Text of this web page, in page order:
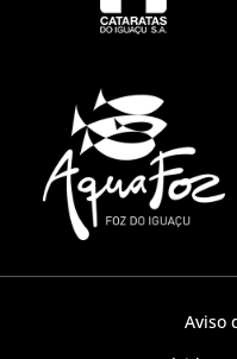
Aviso